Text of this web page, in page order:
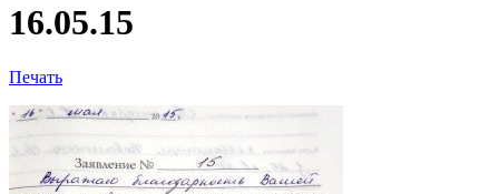
16.05.15
Печать